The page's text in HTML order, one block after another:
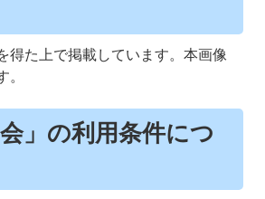
得た上で掲載しています。本画像
」の利用条件につ